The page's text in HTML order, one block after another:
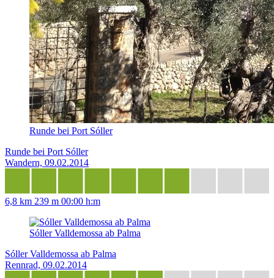
Runde bei Port Sóller
Runde bei Port Sóller
Wandern, 09.02.2014
6,8 km 239 m 00:00 h:m
Sóller Valldemossa ab Palma
Sóller Valldemossa ab Palma
Rennrad, 09.02.2014